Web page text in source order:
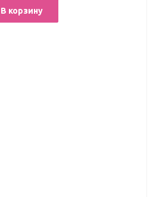
В корзину